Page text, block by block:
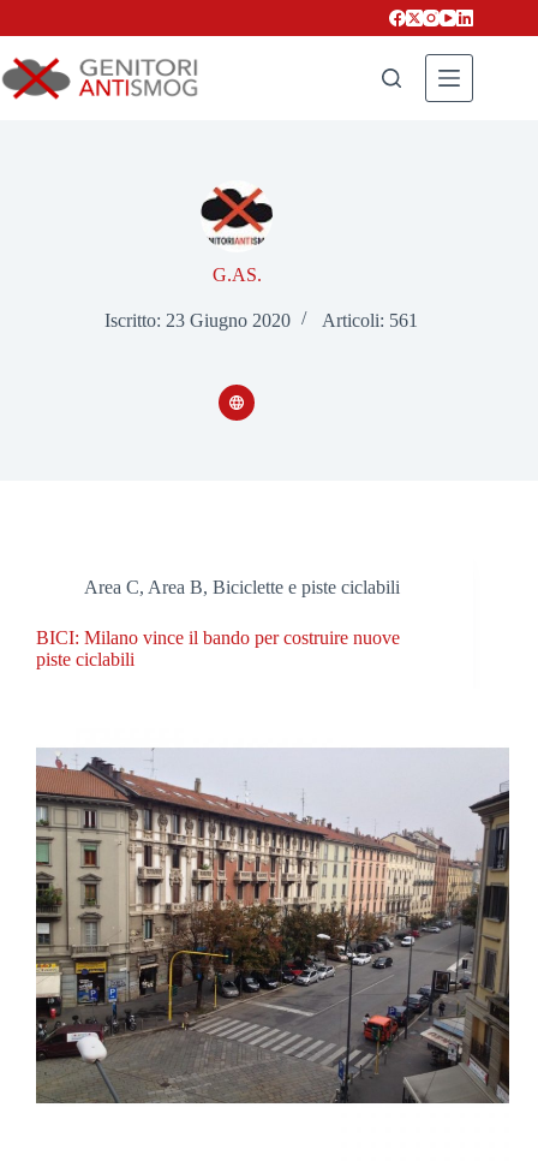
G.AS.
Iscritto: 23 Giugno 2020 Articoli: 561
Area C, Area B, Biciclette e piste ciclabili
BICI: Milano vince il bando per costruire nuove
piste ciclabili